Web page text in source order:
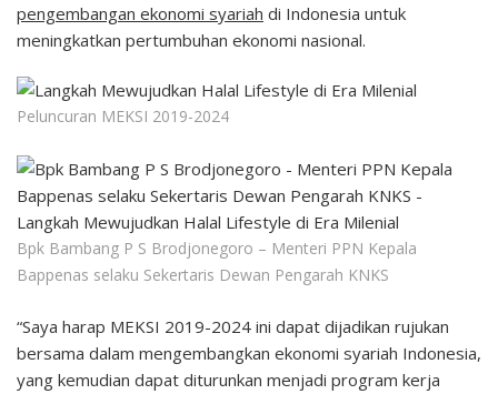
pengembangan ekonomi syariah di Indonesia untuk
meningkatkan pertumbuhan ekonomi nasional.
Peluncuran MEKSI 2019-2024
Bpk Bambang P S Brodjonegoro – Menteri PPN Kepala
Bappenas selaku Sekertaris Dewan Pengarah KNKS
“Saya harap MEKSI 2019-2024 ini dapat dijadikan rujukan
bersama dalam mengembangkan ekonomi syariah Indonesia,
yang kemudian dapat diturunkan menjadi program kerja